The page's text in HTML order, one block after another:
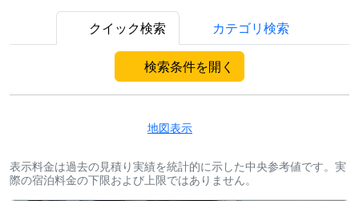
クイック検索 カテゴリ検索
検索条件を開く
地図表示
表示料金は過去の見積り実績を統計的に示した中央参考値です。実
際の宿泊料金の下限および上限ではありません。